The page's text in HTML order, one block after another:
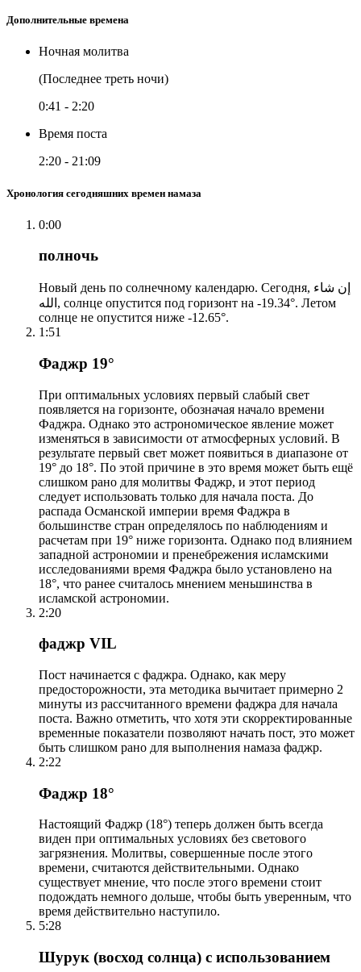
Дополнительные времена
Ночная молитва
(Последнее треть ночи)
0:41 - 2:20
Время поста
2:20 - 21:09
Хронология сегодняшних времен намаза
0:00
полночь
Новый день по солнечному календарю. Сегодня, إن شاء
الله, солнце опустится под горизонт на -19.34°. Летом
солнце не опустится ниже -12.65°.
1:51
Фаджр 19°
При оптимальных условиях первый слабый свет
появляется на горизонте, обозначая начало времени
Фаджра. Однако это астрономическое явление может
изменяться в зависимости от атмосферных условий. В
результате первый свет может появиться в диапазоне от
19° до 18°. По этой причине в это время может быть ещё
слишком рано для молитвы Фаджр, и этот период
следует использовать только для начала поста. До
распада Османской империи время Фаджра в
большинстве стран определялось по наблюдениям и
расчетам при 19° ниже горизонта. Однако под влиянием
западной астрономии и пренебрежения исламскими
исследованиями время Фаджра было установлено на
18°, что ранее считалось мнением меньшинства в
исламской астрономии.
2:20
фаджр VIL
Пост начинается с фаджра. Однако, как меру
предосторожности, эта методика вычитает примерно 2
минуты из рассчитанного времени фаджра для начала
поста. Важно отметить, что хотя эти скорректированные
временные показатели позволяют начать пост, это может
быть слишком рано для выполнения намаза фаджр.
2:22
Фаджр 18°
Настоящий Фаджр (18°) теперь должен быть всегда
виден при оптимальных условиях без светового
загрязнения. Молитвы, совершенные после этого
времени, считаются действительными. Однако
существует мнение, что после этого времени стоит
подождать немного дольше, чтобы быть уверенным, что
время действительно наступило.
5:28
Шурук (восход солнца) с использованием